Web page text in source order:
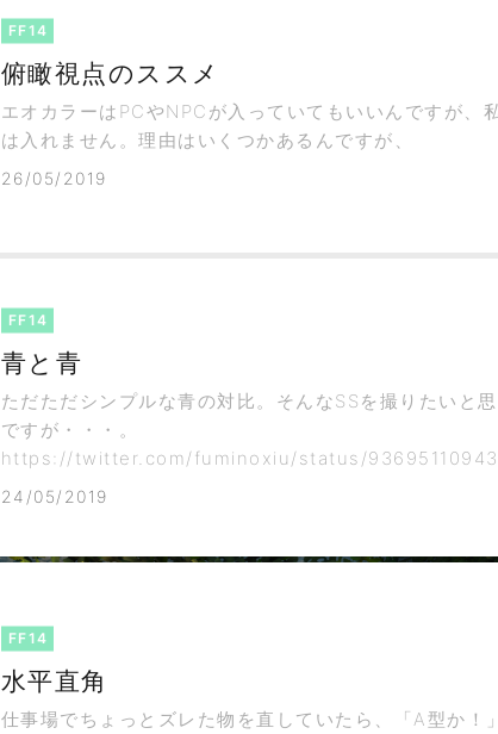
FF14
俯瞰視点のススメ
エオカラーはPCやNPCが入っていてもいいんですが、
は入れません。理由はいくつかあるんですが、
26/05/2019
FF14
青と青
ただただシンプルな青の対比。そんなSSを撮りたいと
ですが・・・。
https://twitter.com/fuminoxiu/status/
24/05/2019
FF14
水平直角
仕事場でちょっとズレた物を直していたら、「A型か！